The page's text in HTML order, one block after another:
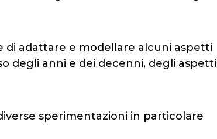
adattare e modellare alcuni aspetti
degli anni e dei decenni, degli aspetti
sperimentazioni in particolare